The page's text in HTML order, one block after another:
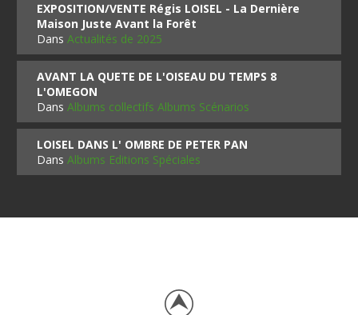
EXPOSITION/VENTE Régis LOISEL - La Dernière
Maison Juste Avant la Forêt
DansActualités de 2025
AVANT LA QUETE DE L'OISEAU DU TEMPS 8
L'OMEGON
DansAlbums collectifs Albums Scénarios
LOISEL DANS L' OMBRE DE PETER PAN
DansAlbums Editions Spéciales